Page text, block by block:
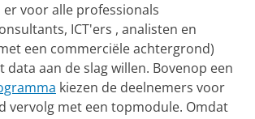
er voor alle professionals
ICT'ers , analisten en
een commerciële achtergrond)
data aan de slag willen. Bovenop een
kiezen de deelnemers voor
vervolg met een topmodule. Omdat